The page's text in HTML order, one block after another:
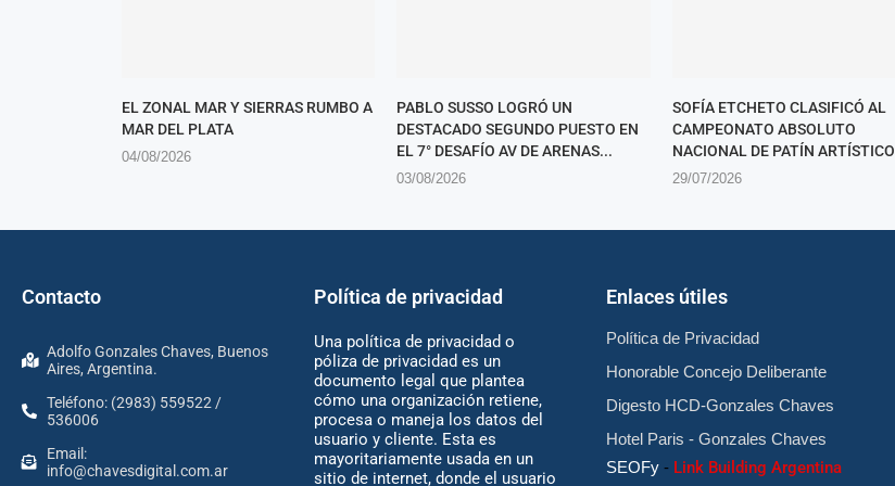
EL ZONAL MAR Y SIERRAS RUMBO A
MAR DEL PLATA
04/08/2026
PABLO SUSSO LOGRÓ UN
DESTACADO SEGUNDO PUESTO EN
EL 7° DESAFÍO AV DE ARENAS...
03/08/2026
SOFÍA ETCHETO CLASIFICÓ AL
CAMPEONATO ABSOLUTO
NACIONAL DE PATÍN ARTÍSTICO
29/07/2026
Contacto
Adolfo Gonzales Chaves, Buenos
Aires, Argentina.
Teléfono: (2983) 559522 /
536006
Email:
info@chavesdigital.com.ar
Política de privacidad
Una política de privacidad o
póliza de privacidad es un
documento legal que plantea
cómo una organización retiene,
procesa o maneja los datos del
usuario y cliente. Esta es
mayoritariamente usada en un
sitio de internet, donde el usuario
Enlaces útiles
Política de Privacidad
Honorable Concejo Deliberante
Digesto HCD-Gonzales Chaves
Hotel Paris - Gonzales Chaves
SEOFy- Link Building Argentina